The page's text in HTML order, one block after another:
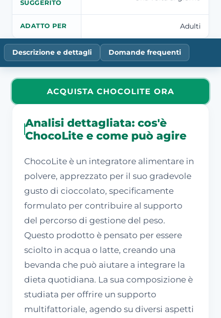
SUGGERITO
ADATTO PER Adulti
Descrizione e dettagli Domande frequenti
ACQUISTA CHOCOLITE ORA
Analisi dettagliata: cos'è
ChocoLite e come può agire
ChocoLite è un integratore alimentare in
polvere, apprezzato per il suo gradevole
gusto di cioccolato, specificamente
formulato per contribuire al supporto
del percorso di gestione del peso.
Questo prodotto è pensato per essere
sciolto in acqua o latte, creando una
bevanda che può aiutare a integrare la
dieta quotidiana. La sua composizione è
studiata per offrire un supporto
multifattoriale, agendo su diversi aspetti